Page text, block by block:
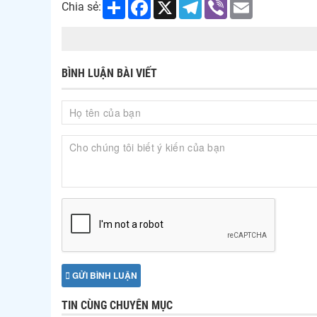
Chia sẻ:
Share Facebook
X Telegram
Viber
BÌNH LUẬN BÀI VIẾT
GỬI BÌNH LUẬN
TIN CÙNG CHUYÊN MỤC